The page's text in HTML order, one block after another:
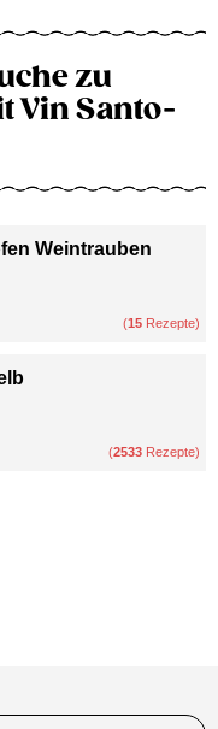
zu
Vin Santo-
Weintrauben
(15 Rezepte)
(2533 Rezepte)